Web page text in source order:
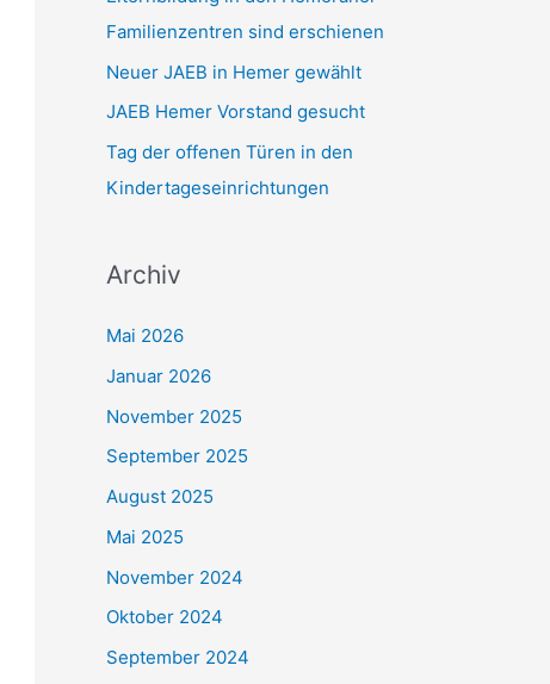
h
:
Familienzentren sind erschienen
Neuer JAEB in Hemer gewählt
JAEB Hemer Vorstand gesucht
Tag der offenen Türen in den
Kindertageseinrichtungen
Archiv
Mai 2026
Januar 2026
November 2025
September 2025
August 2025
Mai 2025
November 2024
Oktober 2024
September 2024